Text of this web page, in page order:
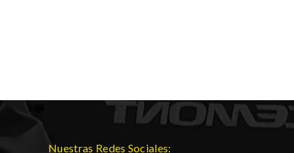
Nuestras Redes Sociales: